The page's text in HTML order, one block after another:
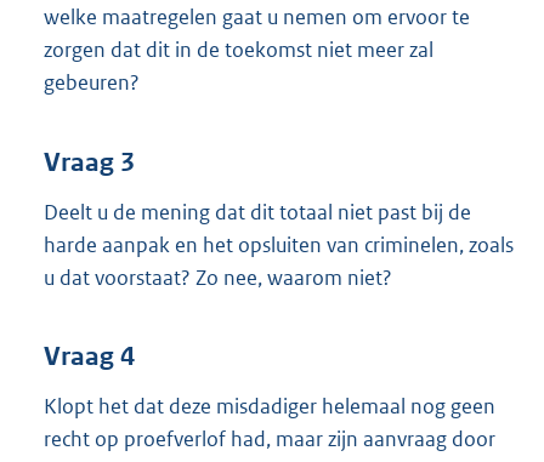
welke maatregelen gaat u nemen om ervoor te
zorgen dat dit in de toekomst niet meer zal
gebeuren?
Vraag 3
Deelt u de mening dat dit totaal niet past bij de
harde aanpak en het opsluiten van criminelen, zoals
u dat voorstaat? Zo nee, waarom niet?
Vraag 4
Klopt het dat deze misdadiger helemaal nog geen
recht op proefverlof had, maar zijn aanvraag door